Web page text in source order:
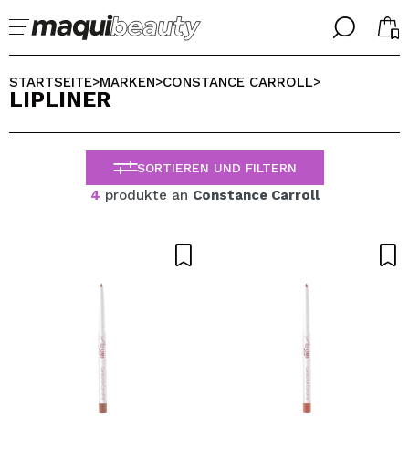
╳
Ich bin bereits #maquilover, ich habe ein Konto
Ich habe hier kein Konto
ICH MÖCHTE MICH
╳
WÄHLE DEINE SPRACHE
ALEMAN
ESPAÑOL
ENGLISH
FRANCES
STARTSEITE>MARKEN>CONSTANCE CARROLL>
LIPLINER
SORTIEREN UND FILTERN
4 produkte an Constance Carroll